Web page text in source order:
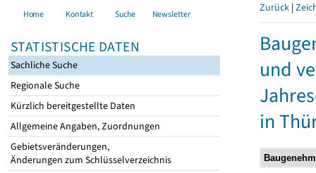
Home Kontakt Suche Newsletter
STATISTISCHE DATEN
Sachliche Suche
Regionale Suche
Kürzlich bereitgestellte Daten
Allgemeine Angaben, Zuordnungen
Gebietsveränderungen,
Änderungen zum Schlüsselverzeichnis
Zurück |
und
in